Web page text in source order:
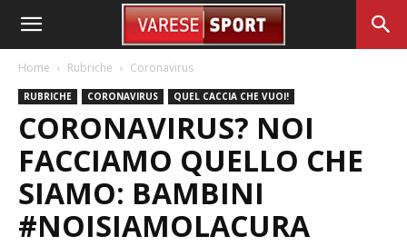
Home Rubriche Coronavirus
RUBRICHE CORONAVIRUS QUEL CACCIA CHE VUOI!
CORONAVIRUS? NOI
FACCIAMO QUELLO CHE
SIAMO: BAMBINI
#NOISIAMOLACURA